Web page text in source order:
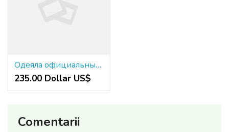
Одеяла официальный сайт от Наталья Текстиль
235.00 Dollar US$
Comentarii